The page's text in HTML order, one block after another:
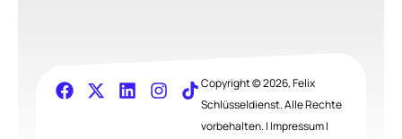
Copyright © 2026, Felix
Schlüsseldienst. Alle Rechte
vorbehalten. | Impressum|